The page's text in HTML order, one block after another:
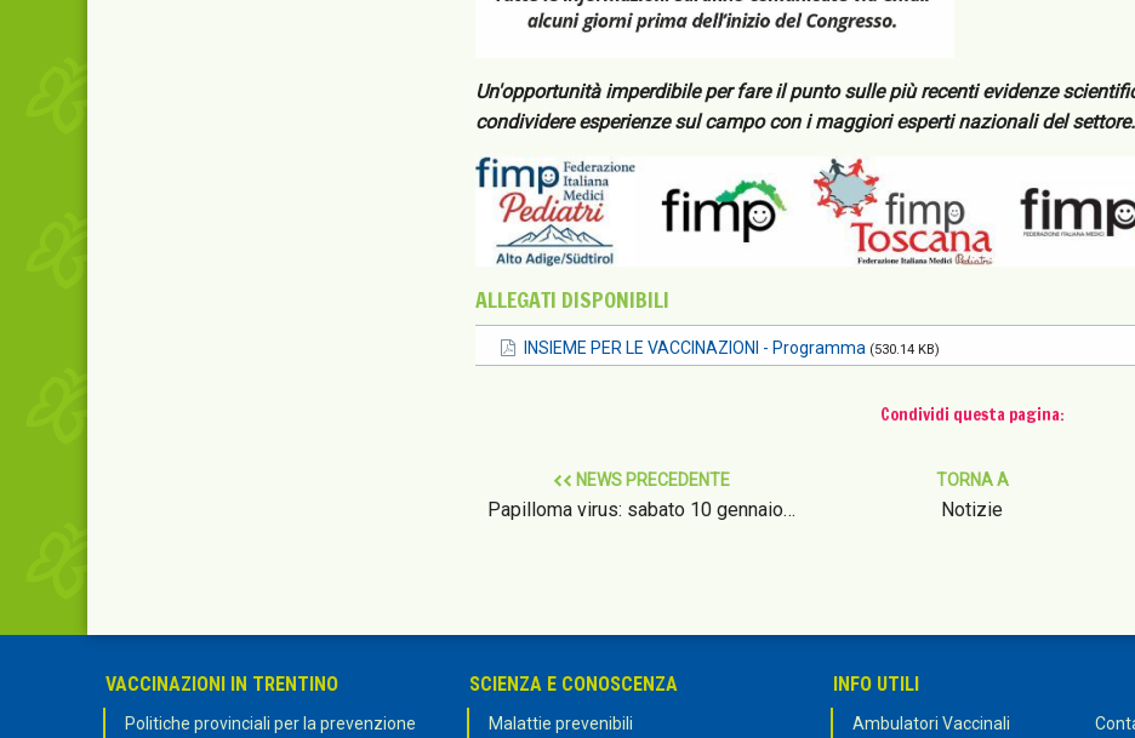
Un'opportunità imperdibile per fare il punto sulle più recenti evidenze
condividere esperienze sul campo con i maggiori esperti nazionali del settore.
ALLEGATI DISPONIBILI
INSIEME PER LE VACCINAZIONI - Programma (530.14 KB)
Condividi questa pagina:
NEWS PRECEDENTE
Papilloma virus: sabato 10 gennaio…
TORNA A
Notizie
VACCINAZIONI IN TRENTINO
Politiche provinciali per la prevenzione
SCIENZA E CONOSCENZA
Malattie prevenibili
INFO UTILI
Ambulatori Vaccinali